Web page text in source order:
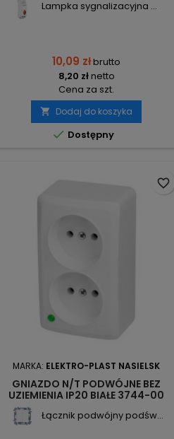
Lampka sygnalizacyjna ...
10,09 złbrutto
8,20 złnetto
Cena za szt.
 Dodaj do koszyka
 Dostępny
MARKA: ELEKTRO-PLAST NASIELSK
GNIAZDO N/T PODWÓJNE BEZ
UZIEMIENIA IP20 BIAŁE 3744-00
BERG ELEKTRO-PLAST NASIELSK
Łącznik podwójny podśw...
favorite_border